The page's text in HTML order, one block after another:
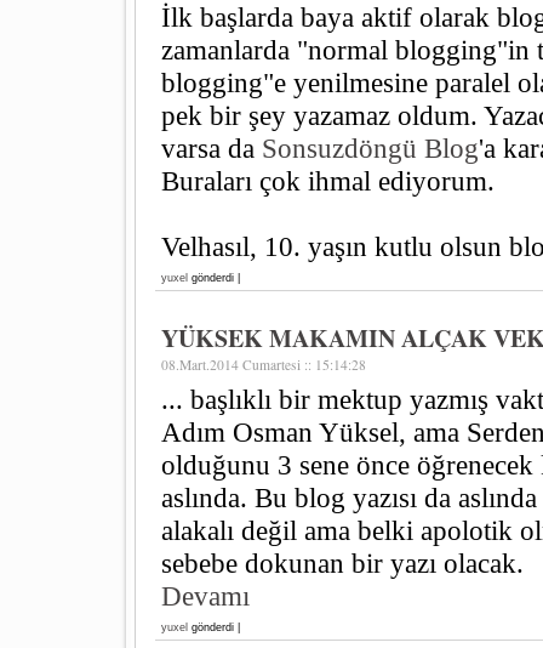
İlk başlarda baya aktif olarak
zamanlarda "normal
blogging"e yenilmesine paralel
pek bir şey yazamaz oldum.
varsa da Sonsuzdöngü Blog'a
Buraları çok ihmal ediyorum.
Velhasıl, 10. yaşın kutlu olsun
yuxel gönderdi |
YÜKSEK MAKAMIN ALÇAK
08.Mart.2014 Cumartesi :: 15:14:28
... başlıklı bir mektup yazmış
Adım Osman Yüksel, ama
olduğunu 3 sene önce
aslında. Bu blog yazısı da
alakalı değil ama belki apolotik
sebebe dokunan bir yazı olacak.
Devamı
yuxel gönderdi |